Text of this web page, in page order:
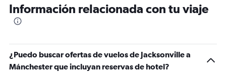
Información relacionada con tu viaje
¿Puedo buscar ofertas de vuelos de Jacksonville a
Mánchester que incluyan reservas de hotel?